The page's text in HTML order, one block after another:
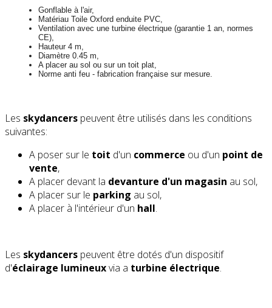
Gonflable à l'air,
Matériau Toile Oxford enduite PVC,
Ventilation avec une turbine électrique (garantie 1 an, normes
CE),
Hauteur 4 m,
Diamètre 0.45 m,
A placer au sol ou sur un toit plat,
Norme anti feu - fabrication française sur mesure.
Les skydancers peuvent être utilisés dans les conditions
suivantes:
A poser sur le toit d'un commerce ou d'un point de
vente,
A placer devant la devanture d'un magasin au sol,
A placer sur le parking au sol,
A placer à l'intérieur d'un hall.
Les skydancers peuvent être dotés d'un dispositif
d'éclairage lumineuxvia a turbine électrique.